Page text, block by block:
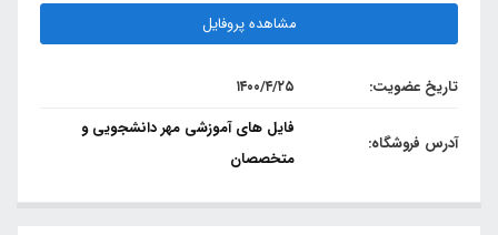
مشاهده پروفایل
تاریخ عضویت: ۱۴۰۰/۴/۲۵
آدرس فروشگاه:
فایل های آموزشی مهر دانشجویی و
متخصصان